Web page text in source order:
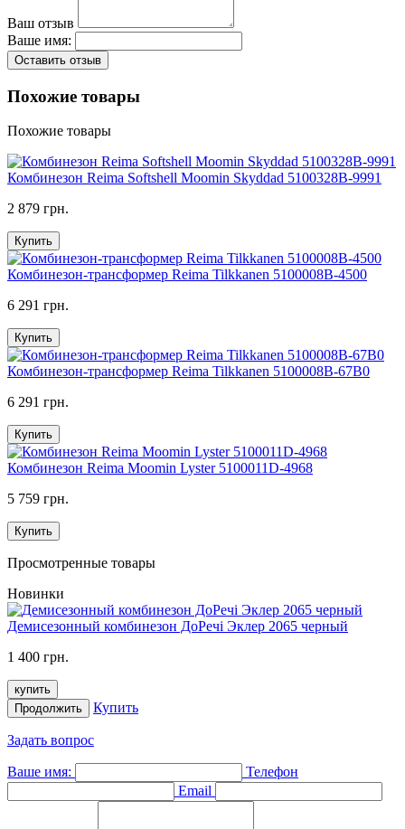
Ваш отзыв
Ваше имя:
Оставить отзыв
Похожие товары
Похожие товары
Комбинезон Reima Softshell Moomin Skyddad 5100328B-9991
2 879 грн.
Купить
Комбинезон-трансформер Reima Tilkkanen 5100008B-4500
6 291 грн.
Купить
Комбинезон-трансформер Reima Tilkkanen 5100008B-67B0
6 291 грн.
Купить
Комбинезон Reima Moomin Lyster 5100011D-4968
5 759 грн.
Купить
Просмотренные товары
Новинки
Демисезонный комбинезон ДоРечі Эклер 2065 черный
1 400 грн.
купить
Продолжить
Купить
Задать вопрос
Ваше имя:
Телефон
Email